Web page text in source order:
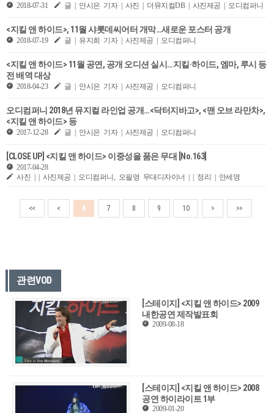
2018-07-31 글 | 안시은 기자 | 사진 | 더뮤지컬DB | 사진제공 | 오디컴퍼니
<지킬 앤 하이드>, 11월 샤롯데씨어터 개막…새로운 포스터 공개
2018-07-19 글 | 유지희 기자 | 사진제공 | 오디컴퍼니
<지킬 앤 하이드> 11월 공연, 공개 오디션 실시…지킬·하이드, 엠마, 루시 등
전 배역 대상
2018-04-23 글 | 안시은 기자 | 사진제공 | 오디컴퍼니
오디컴퍼니 2018년 뮤지컬 라인업 공개…<닥터지바고>, <맨 오브 라만차>,
<지킬 앤 하이드> 등
2017-12-28 글 | 안시은 기자 | 사진제공 | 오디컴퍼니
[CLOSE UP] <지킬 앤 하이드> 이중성을 품은 무대 [No.163]
2017-04-28
사진 | | 사진제공 | 오디컴퍼니, 오필영 무대디자이너 | | 정리 | 안세영
<< < 6 7 8 9 10 > >>
관련VOD
[스테이지] <지킬 앤 하이드> 2009
내한공연 제작발표회
2009-08-18
[스테이지] <지킬 앤 하이드> 2008
공연 하이라이트 1부
2009-01-20